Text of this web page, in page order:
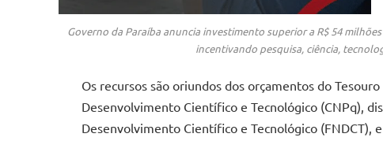
Governo da Paraíba anuncia investimento superior a R$ 54
incentivando pesquisa, ciência,
Os recursos são oriundos dos orçamentos do
Desenvolvimento Científico e Tecnológico (CNPq),
Desenvolvimento Científico e Tecnológico (FNDCT),